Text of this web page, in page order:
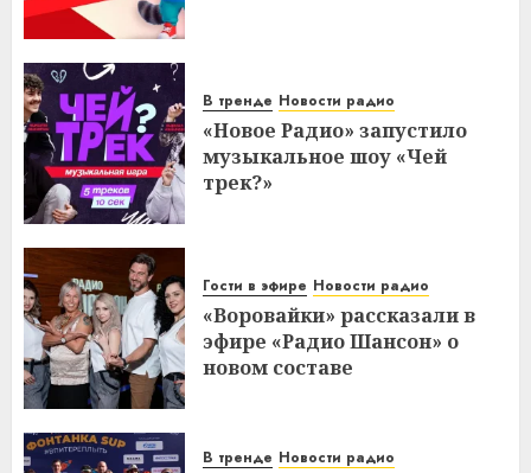
В тренде Новости радио
«Новое Радио» запустило
музыкальное шоу «Чей
трек?»
Гости в эфире Новости радио
«Воровайки» рассказали в
эфире «Радио Шансон» о
новом составе
В тренде Новости радио